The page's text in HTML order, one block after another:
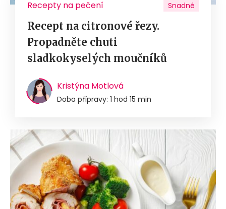
Recepty na pečení Snadné
Recept na citronové řezy.
Propadněte chuti
sladkokyselých moučníků
Kristýna Motlová
Doba přípravy: 1 hod 15 min